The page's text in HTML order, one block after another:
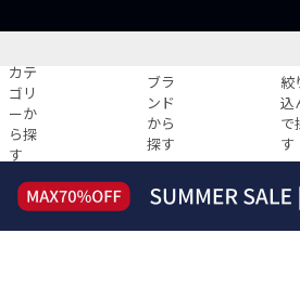
カテ
ゴリ
ーか
ら探
す
ブラ
ンド
から
探す
絞
込
で
す
すべての記事